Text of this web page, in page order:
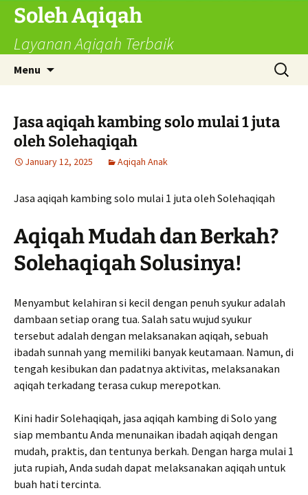
Skip
content
Soleh Aqiqah
Layanan Aqiqah Terbaik
Menu
Search
for:
Jasa aqiqah kambing solo mulai 1 juta
oleh Solehaqiqah
January 12, 2025 Aqiqah Anak
Jasa aqiqah kambing solo mulai 1 juta oleh Solehaqiqah
Aqiqah Mudah dan Berkah?
Solehaqiqah Solusinya!
Menyambut kelahiran si kecil dengan penuh syukur adalah
dambaan setiap orang tua. Salah satu wujud syukur
tersebut adalah dengan melaksanakan aqiqah, sebuah
ibadah sunnah yang memiliki banyak keutamaan. Namun, di
tengah kesibukan dan padatnya aktivitas, melaksanakan
aqiqah terkadang terasa cukup merepotkan.
Kini hadir Solehaqiqah, jasa aqiqah kambing di Solo yang
siap membantu Anda menunaikan ibadah aqiqah dengan
mudah, praktis, dan tentunya berkah. Dengan harga mulai 1
juta rupiah, Anda sudah dapat melaksanakan aqiqah untuk
buah hati tercinta.